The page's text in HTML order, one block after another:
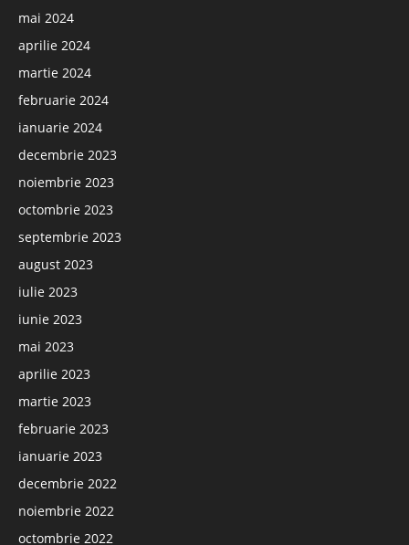
mai 2024
aprilie 2024
martie 2024
februarie 2024
ianuarie 2024
decembrie 2023
noiembrie 2023
octombrie 2023
septembrie 2023
august 2023
iulie 2023
iunie 2023
mai 2023
aprilie 2023
martie 2023
februarie 2023
ianuarie 2023
decembrie 2022
noiembrie 2022
octombrie 2022